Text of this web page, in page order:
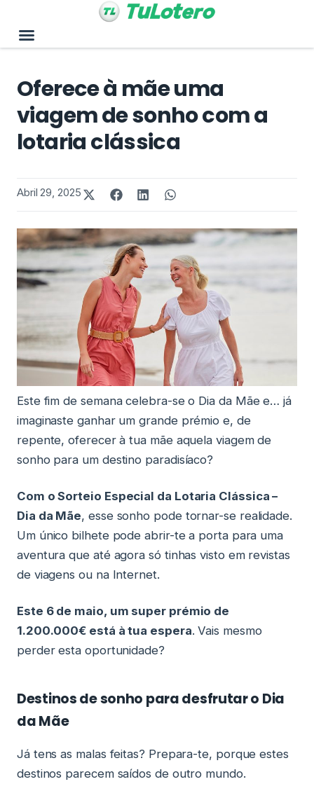
Oferece à mãe uma
viagem de sonho com a
lotaria clássica
Abril 29, 2025
Este fim de semana celebra-se o Dia da Mãe e… já
imaginaste ganhar um grande prémio e, de
repente, oferecer à tua mãe aquela viagem de
sonho para um destino paradisíaco?
Com o Sorteio Especial da Lotaria Clássica –
Dia da Mãe, esse sonho pode tornar-se realidade.
Um único bilhete pode abrir-te a porta para uma
aventura que até agora só tinhas visto em revistas
de viagens ou na Internet.
Este 6 de maio, um super prémio de
1.200.000€ está à tua espera. Vais mesmo
perder esta oportunidade?
Destinos de sonho para desfrutar o Dia
da Mãe
Já tens as malas feitas? Prepara-te, porque estes
destinos parecem saídos de outro mundo.